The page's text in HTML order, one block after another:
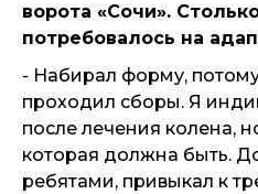
ворота «Сочи».
потребовалось на
- Набирал форму,
проходил сборы. Я
после лечения колена,
которая должна быть.
ребятами, привыкал к